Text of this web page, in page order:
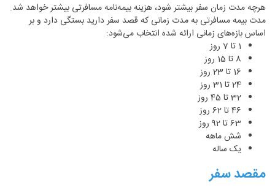
هرچه مدت زمان سفر بیشتر شود، هزینه بیمه‌نامه مسافرتی بیشتر خواهد شد.
مدت بیمه مسافرتی به مدت زمانی که قصد سفر دارید بستگی دارد و بر
اساس بازه‌های زمانی ارائه شده انتخاب می‌شود:
1 تا 7 روز
8 تا 15 روز
16 تا 23 روز
24 تا 31 روز
32 تا 45 روز
46 تا 62 روز
63 تا 92 روز
شش ماهه
یک ساله
مقصد سفر